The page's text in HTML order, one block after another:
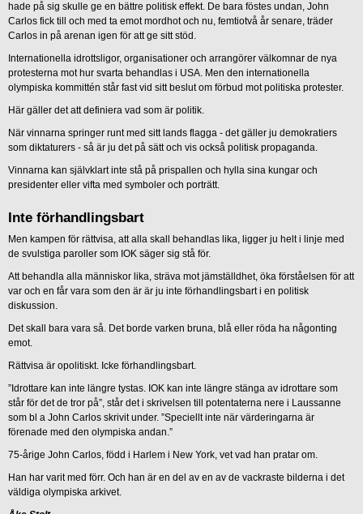
hade på sig skulle ge en bättre politisk effekt. De bara föstes undan, John
Carlos fick till och med ta emot mordhot och nu, femtiotvå år senare, träder
Carlos in på arenan igen för att ge sitt stöd.
Internationella idrottsligor, organisationer och arrangörer välkomnar de nya
protesterna mot hur svarta behandlas i USA. Men den internationella
olympiska kommittén står fast vid sitt beslut om förbud mot politiska protester.
Här gäller det att definiera vad som är politik.
När vinnarna springer runt med sitt lands flagga - det gäller ju demokratiers
som diktaturers - så är ju det på sätt och vis också politisk propaganda.
Vinnarna kan självklart inte stå på prispallen och hylla sina kungar och
presidenter eller vifta med symboler och porträtt.
Inte förhandlingsbart
Men kampen för rättvisa, att alla skall behandlas lika, ligger ju helt i linje med
de svulstiga paroller som IOK säger sig stå för.
Att behandla alla människor lika, sträva mot jämställdhet, öka förståelsen för att
var och en får vara som den är är ju inte förhandlingsbart i en politisk
diskussion.
Det skall bara vara så. Det borde varken bruna, blå eller röda ha någonting
emot.
Rättvisa är opolitiskt. Icke förhandlingsbart.
”Idrottare kan inte längre tystas. IOK kan inte längre stänga av idrottare som
står för det de tror på”, står det i skrivelsen till potentaterna nere i Laussanne
som bl a John Carlos skrivit under. ”Speciellt inte när värderingarna är
förenade med den olympiska andan.”
75-årige John Carlos, född i Harlem i New York, vet vad han pratar om.
Han har varit med förr. Och han är en del av en av de vackraste bilderna i det
väldiga olympiska arkivet.